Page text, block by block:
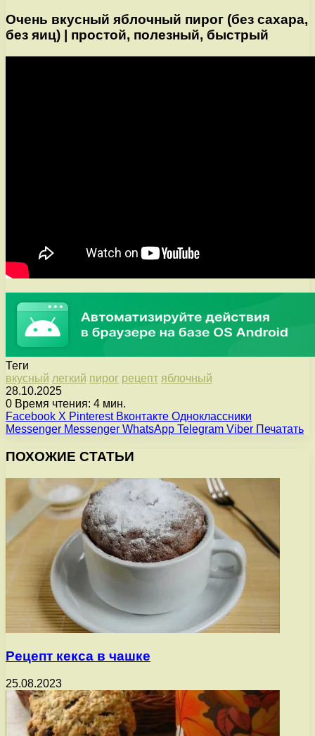
Очень вкусный яблочный пирог (без сахара,
без яиц) | простой, полезный, быстрый
Теги
вкусный легкий пирог рецепт яблочный
28.10.2025
0 Время чтения: 4 мин.
Facebook X Pinterest Вконтакте Одноклассники
Messenger Messenger WhatsApp Telegram Viber Печатать
ПОХОЖИЕ СТАТЬИ
Рецепт кекса в чашке
25.08.2023